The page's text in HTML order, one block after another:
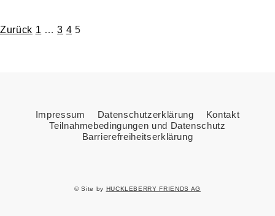
Seitennummerierung
Zurück 1 … 3 4 5
Impressum Datenschutzerklärung
Kontakt
Teilnahmebedingungen und Datenschutz
Barrierefreiheitserklärung
© Site by HUCKLEBERRY FRIENDS AG